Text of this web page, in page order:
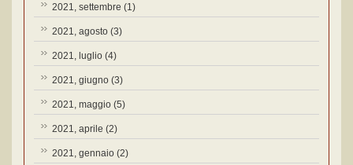
2021, settembre (1)
2021, agosto (3)
2021, luglio (4)
2021, giugno (3)
2021, maggio (5)
2021, aprile (2)
2021, gennaio (2)